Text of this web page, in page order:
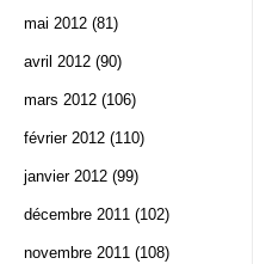
mai 2012 (81)
avril 2012 (90)
mars 2012 (106)
février 2012 (110)
janvier 2012 (99)
décembre 2011 (102)
novembre 2011 (108)